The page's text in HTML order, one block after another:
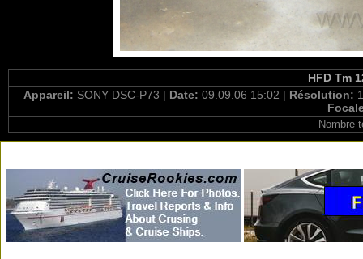
HFD Tm
Appareil: SONY DSC-P73 | Date: 09.09.06 15:02 | Résolution:
Nombre